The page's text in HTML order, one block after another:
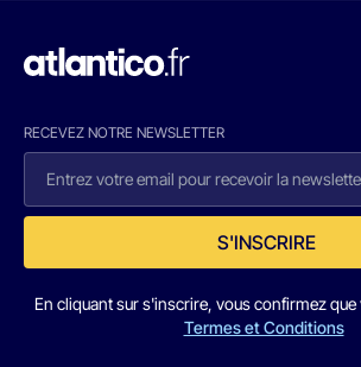
RECEVEZ NOTRE NEWSLETTER
S'INSCRIRE
En cliquant sur s'inscrire, vous confirmez
Termes et Conditions